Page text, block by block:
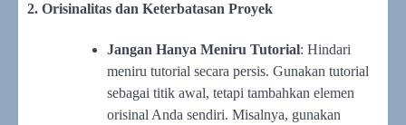
2. Orisinalitas dan Keterbatasan Proyek
Jangan Hanya Meniru Tutorial: Hindari
meniru tutorial secara persis. Gunakan tutorial
sebagai titik awal, tetapi tambahkan elemen
orisinal Anda sendiri. Misalnya, gunakan